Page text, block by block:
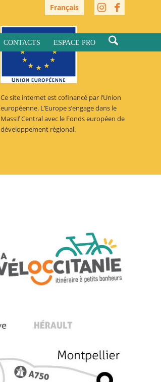
Français
CONTACTS ESPACE PRO
Ce site internet est cofinancé par l’Union
européenne. L’Europe s’engage dans le
Massif Central avec le Fonds européen de
développement régional.